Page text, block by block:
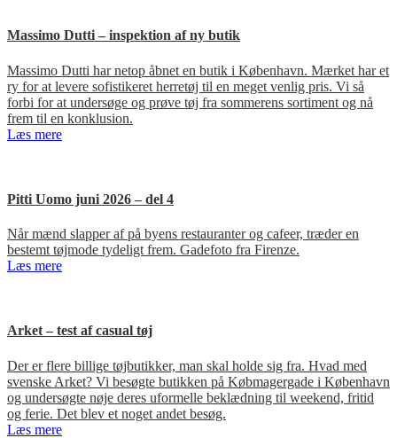
Massimo Dutti – inspektion af ny butik
Massimo Dutti har netop åbnet en butik i København. Mærket har et
ry for at levere sofistikeret herretøj til en meget venlig pris. Vi så
forbi for at undersøge og prøve tøj fra sommerens sortiment og nå
frem til en konklusion.
Læs mere
Pitti Uomo juni 2026 – del 4
Når mænd slapper af på byens restauranter og cafeer, træder en
bestemt tøjmode tydeligt frem. Gadefoto fra Firenze.
Læs mere
Arket – test af casual tøj
Der er flere billige tøjbutikker, man skal holde sig fra. Hvad med
svenske Arket? Vi besøgte butikken på Købmagergade i København
og undersøgte nøje deres uformelle beklædning til weekend, fritid
og ferie. Det blev et noget andet besøg.
Læs mere